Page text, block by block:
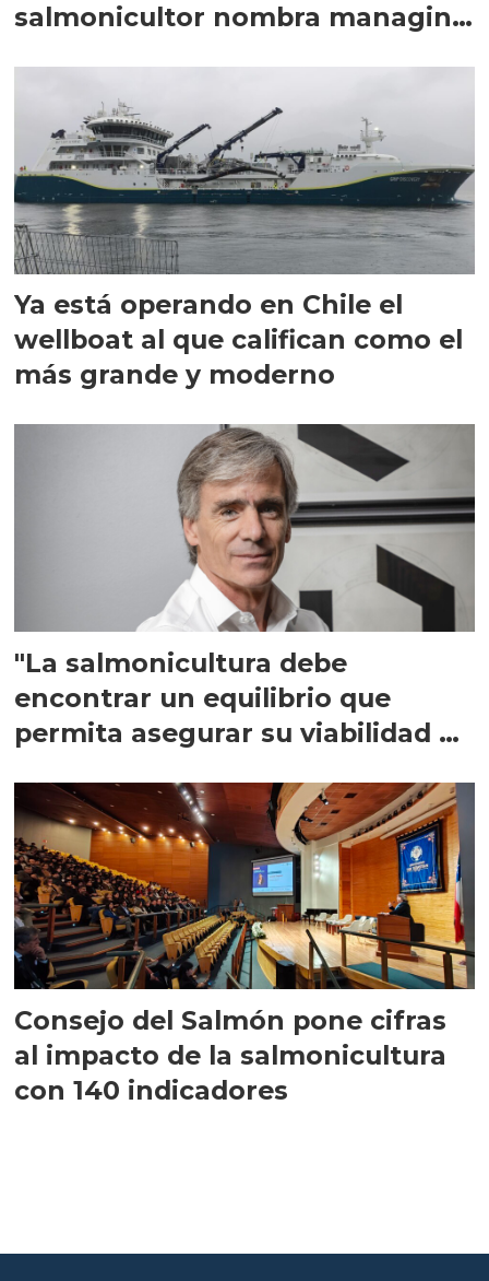
salmonicultor nombra managing
Ya está operando en Chile el
wellboat al que califican como el
más grande y moderno
"La salmonicultura debe
encontrar un equilibrio que
permita asegurar su viabilidad de
Consejo del Salmón pone cifras
al impacto de la salmonicultura
con 140 indicadores